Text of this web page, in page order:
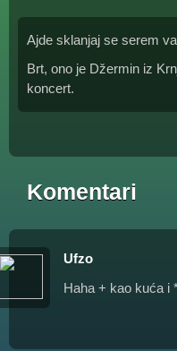
Ajde sklanjaj se serem
Brt, ono je Džermin iz
koncert.
Komentari
Ufzo
Haha + kao kuća i